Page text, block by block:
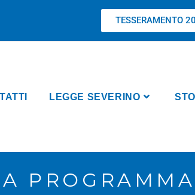
TESSERAMENTO
LEGGE SEVERINO